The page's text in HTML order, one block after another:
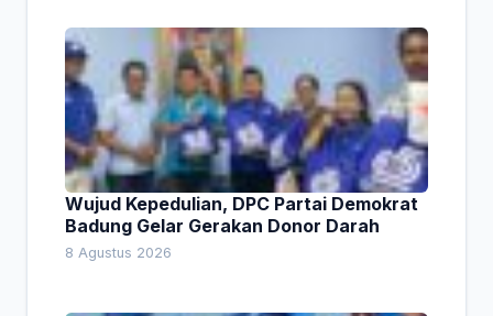
Wujud Kepedulian, DPC Partai Demokrat
Badung Gelar Gerakan Donor Darah
8 Agustus 2026